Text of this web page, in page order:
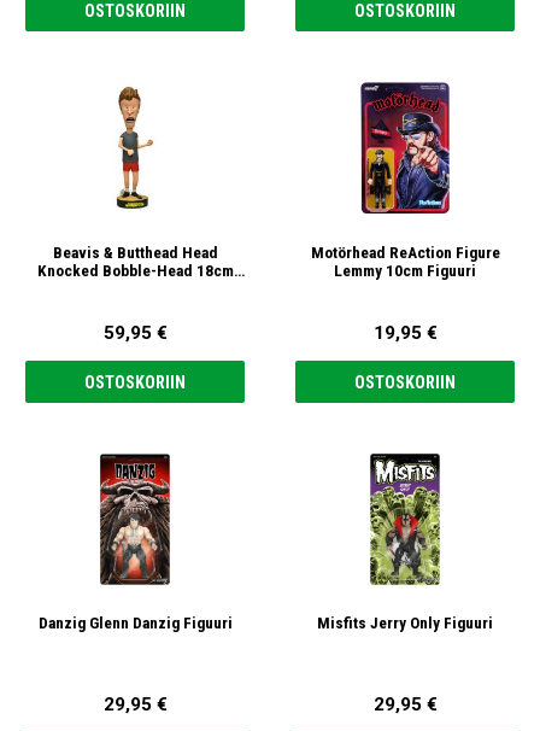
OSTOSKORIIN OSTOSKORIIN
Beavis & Butthead Head
Knocked Bobble-Head 18cm
59,95 €
OSTOSKORIIN
Motörhead ReAction Figure
Lemmy 10cm Figuuri
19,95 €
OSTOSKORIIN
Danzig Glenn Danzig Figuuri
29,95 €
Misfits Jerry Only Figuuri
29,95 €